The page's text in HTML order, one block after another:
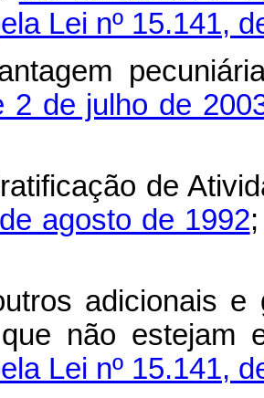
Lei nº 15.141,
2 de julho de
de
agosto de 1992
adicionais e
não estejam
Lei nº 15.141,